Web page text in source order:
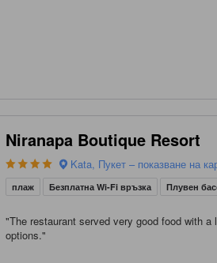
Niranapa Boutique Resort
Kata, Пукет – показване на
плаж Безплатна Wi-Fi връзка Плувен
"The restaurant served very good food with a
options."